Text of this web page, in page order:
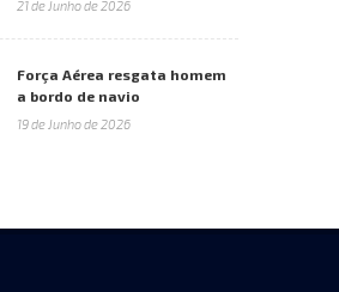
21 de Junho de 2026
Força Aérea resgata homem
a bordo de navio
19 de Junho de 2026